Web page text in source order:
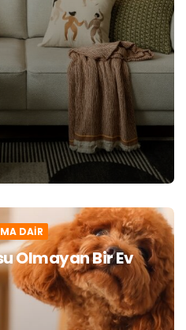
DAIR
Olmayan Bir Ev